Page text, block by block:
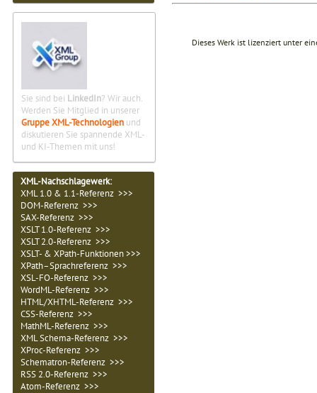
Sie sind bei LinkedIn? Wir auch.
Werden Sie Mitglied in unserer
Gruppe XML-Technologien und
diskutieren Sie spannende XML-
und KI-Themen mit uns!
XML-Nachschlagewerk:
XML 1.0 & 1.1-Referenz >>>
DOM-Referenz >>>
SAX-Referenz >>>
XSLT 1.0-Referenz >>>
XSLT 2.0-Referenz >>>
XSLT- & XPath-Funktionen >>>
XPath–Sprachreferenz >>>
XSL-FO-Referenz >>>
WordML-Referenz >>>
HTML/XHTML-Referenz >>>
CSS-Referenz >>>
MathML-Referenz >>>
XML Schema-Referenz >>>
XProc-Referenz >>>
Schematron-Referenz >>>
RSS 2.0-Referenz >>>
Atom-Referenz >>>
Dieses Werk ist lizenziert unter